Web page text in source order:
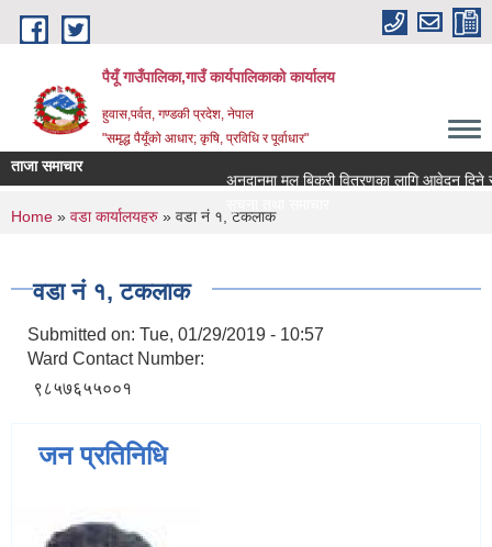
Skip to main content
पैयूँ गाउँपालिका,गाउँ कार्यपालिकाको कार्यालय
हुवास,पर्वत, गण्डकी प्रदेश, नेपाल
"समृद्ध पैयूँको आधार; कृषि, प्रविधि र पूर्वाधार"
ताजा समाचार
अनुदानमा मल बिक्री वितरणका लागि आवेदन दिने
सूचना तथा समाचार
You are here
Home » वडा कार्यालयहरु » वडा नं १, टकलाक
वडा नं १, टकलाक
Submitted on: Tue, 01/29/2019 - 10:57
Ward Contact Number:
९८५७६५५००१
जन प्रतिनिधि